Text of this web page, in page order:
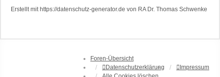
Erstellt mit https://datenschutz-generator.de von RA Dr. Thomas Schwenke
Foren-Übersicht
Datenschutzerklärung
Impressum